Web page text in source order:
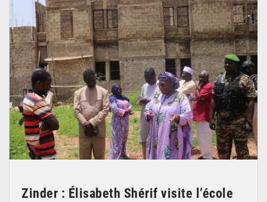
Zinder : Élisabeth Shérif visite l’école